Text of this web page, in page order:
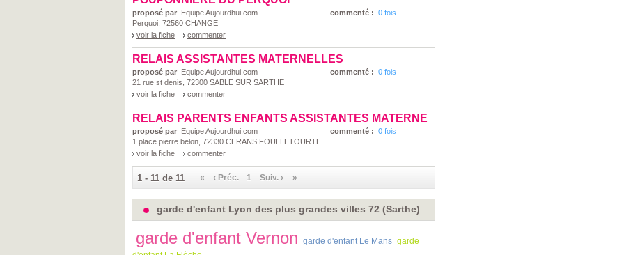
proposé par Equipe Aujourdhui.com commenté : 0 fois
Perquoi, 72560 CHANGE
voir la fiche
commenter
RELAIS ASSISTANTES MATERNELLES
proposé par Equipe Aujourdhui.com commenté : 0 fois
21 rue st denis, 72300 SABLE SUR SARTHE
voir la fiche
commenter
RELAIS PARENTS ENFANTS ASSISTANTES MATERNE
proposé par Equipe Aujourdhui.com commenté : 0 fois
1 place pierre belon, 72330 CERANS FOULLETOURTE
voir la fiche
commenter
1 - 11 de 11 « ‹ Préc. 1 Suiv. › »
garde d'enfant Lyon des plus grandes villes 72 (Sarthe)
garde d'enfant Vernon garde d'enfant Le Mans garde